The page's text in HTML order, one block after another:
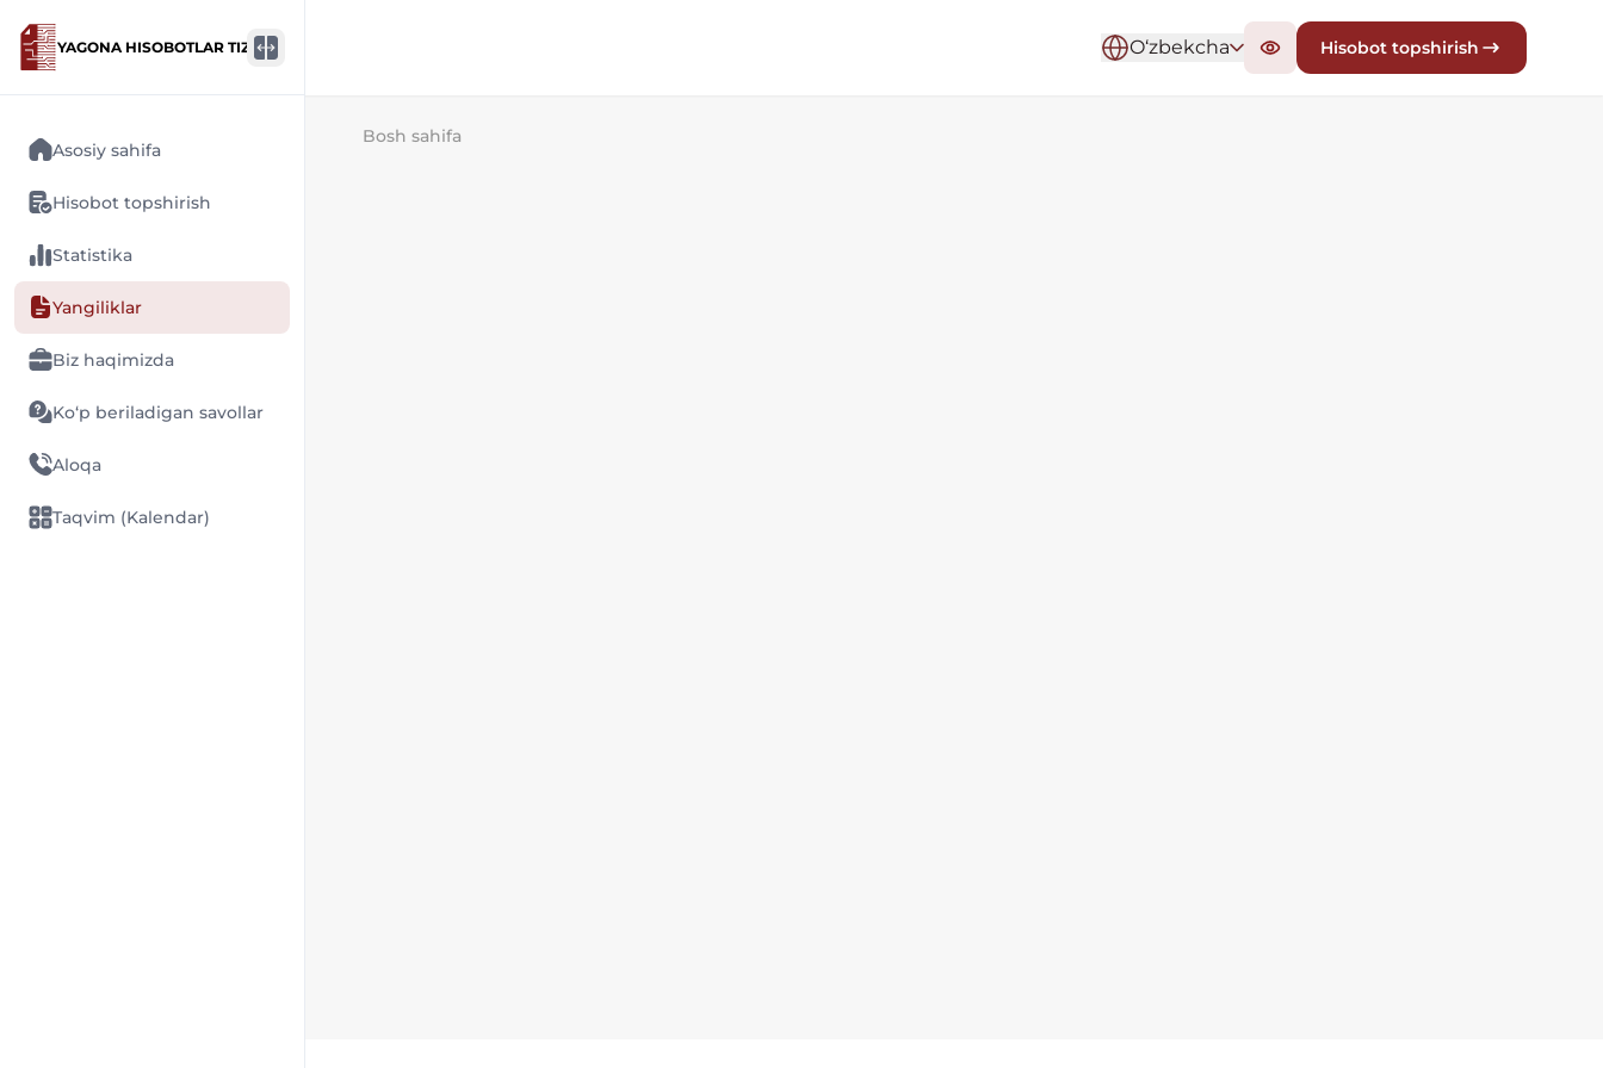
YAGONA HISOBOTLAR TIZIMI
Asosiy sahifa
Hisobot topshirish
Statistika
Yangiliklar
Biz haqimizda
Ko‘p beriladigan savollar
Aloqa
Taqvim (Kalendar)
O‘zbekcha Hisobot topshirish
Bosh sahifa